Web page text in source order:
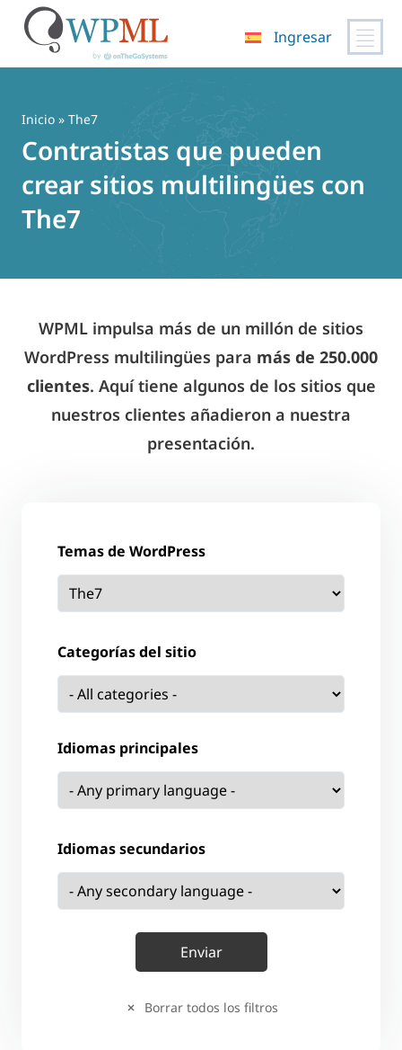
contenido
Ingresar
Inicio » The7
Contratistas que pueden
crear sitios multilingües con
The7
WPML impulsa más de un millón de sitios
WordPress multilingües para más de 250.000
clientes. Aquí tiene algunos de los sitios que
nuestros clientes añadieron a nuestra
presentación.
Temas de WordPress
Categorías del sitio
Idiomas principales
Idiomas secundarios
Borrar todos los filtros